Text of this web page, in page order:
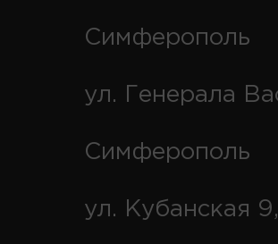
Симферополь
ул. Генерала
Симферополь
ул. Кубанская 9,